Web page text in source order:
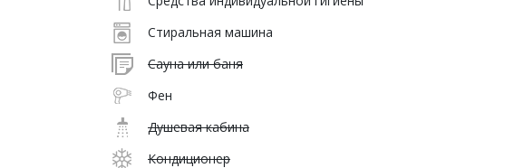
Стиральная машина
Сауна или баня
Фен
Душевая кабина
Кондиционер